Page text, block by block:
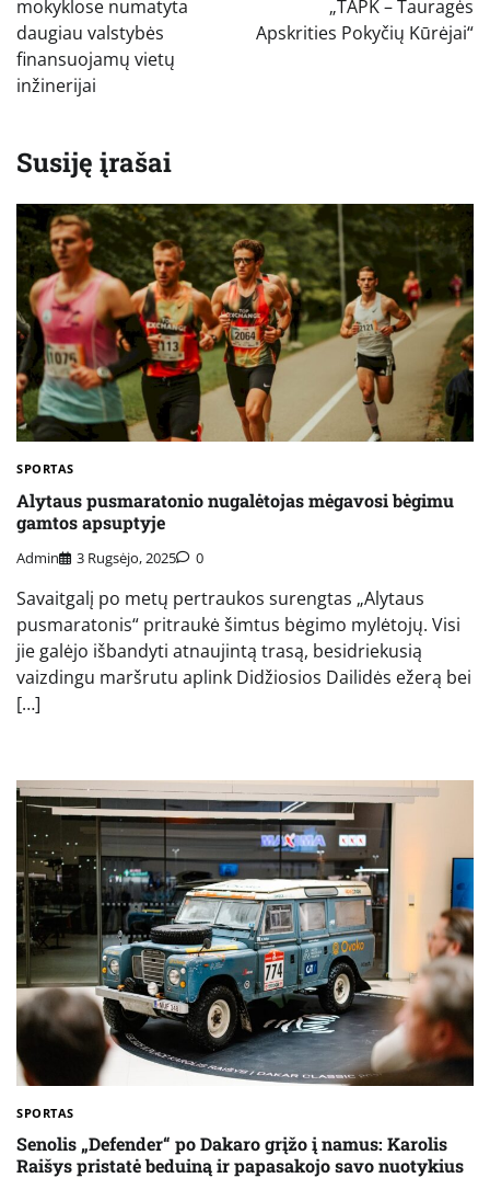
įrašų
mokyklose numatyta
daugiau valstybės
finansuojamų vietų
inžinerijai
„TAPK – Tauragės
Apskrities Pokyčių Kūrėjai“
Susiję įrašai
SPORTAS
Alytaus pusmaratonio nugalėtojas mėgavosi bėgimu
gamtos apsuptyje
Admin 3 Rugsėjo, 2025 0
Savaitgalį po metų pertraukos surengtas „Alytaus
pusmaratonis“ pritraukė šimtus bėgimo mylėtojų. Visi
jie galėjo išbandyti atnaujintą trasą, besidriekusią
vaizdingu maršrutu aplink Didžiosios Dailidės ežerą bei
[…]
SPORTAS
Senolis „Defender“ po Dakaro grįžo į namus: Karolis
Raišys pristatė beduiną ir papasakojo savo nuotykius